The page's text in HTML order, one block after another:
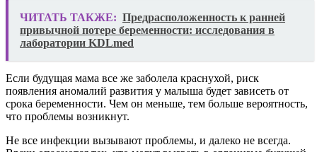
ЧИТАТЬ ТАКЖЕ: Предрасположенность к ранней
привычной потере беременности: исследования в
лаборатории KDLmed
Если будущая мама все же заболела краснухой, риск
появления аномалий развития у малыша будет зависеть от
срока беременности. Чем он меньше, тем больше вероятность,
что проблемы возникнут.
Не все инфекции вызывают проблемы, и далеко не всегда.